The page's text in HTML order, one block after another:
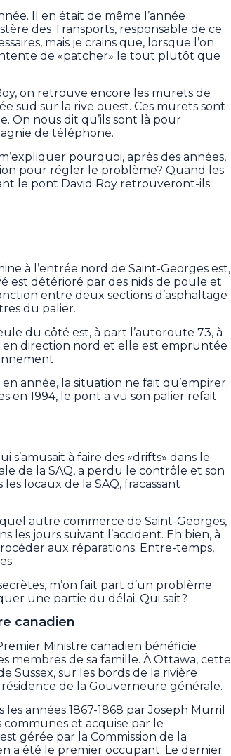
Il en était de même l’année
des Transports, responsable de ce
mais je crains que, lorsque l’on
de «patcher» le tout plutôt que
on retrouve encore les murets de
sud sur la rive ouest. Ces murets sont
On nous dit qu’ils sont là pour
de téléphone.
pourquoi, après des années,
pour régler le problème? Quand les
le pont David Roy retrouveront-ils
à l’entrée nord de Saint-Georges est,
est détérioré par des nids de poule et
entre deux sections d’asphaltage
du palier.
du côté est, à part l’autoroute 73, à
direction nord et elle est empruntée
année, la situation ne fait qu’empirer.
en 1994, le pont a vu son palier refait
à faire des «drifts» dans le
de la SAQ, a perdu le contrôle et son
locaux de la SAQ, fracassant
autre commerce de Saint-Georges,
les jours suivant l’accident. Eh bien, à
aux réparations. Entre-temps,
m’on fait part d’un problème
une partie du délai. Qui sait?
canadien
Ministre canadien bénéficie
membres de sa famille. À Ottawa, cette
Sussex, sur les bords de la rivière
de la Gouverneure générale.
années 1867-1868 par Joseph Murril
et acquise par le
gérée par la Commission de la
a été le premier occupant. Le dernier